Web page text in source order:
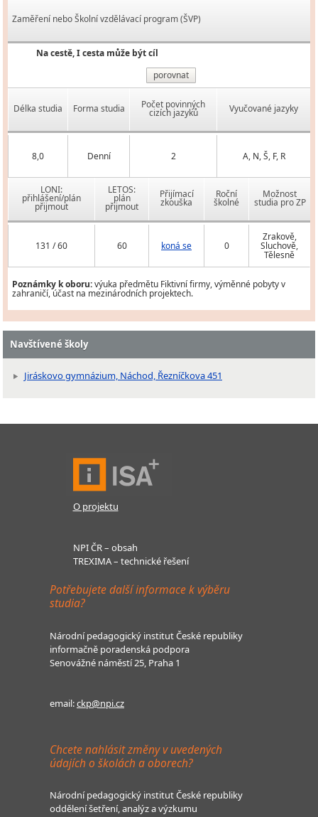
Zaměření nebo Školní vzdělávací program (ŠVP)
Na cestě, I cesta může být cíl
porovnat
Délka studia Forma studia Počet povinných
cizích jazyků Vyučované jazyky
8,0 Denní 2 A, N, Š, F, R
LONI:
přihlášení/plán
přijmout
LETOS:
plán
přijmout
Přijímací
zkouška
Roční
školné
Možnost
studia pro ZP
131 / 60 60 koná se 0
Zrakově,
Sluchově,
Tělesně
Poznámky k oboru:výuka předmětu Fiktivní firmy, výměnné pobyty v
zahraničí, účast na mezinárodních projektech.
Navštívené školy
Jiráskovo gymnázium, Náchod, Řezníčkova 451
O projektu
NPI ČR – obsah
TREXIMA – technické řešení
Potřebujete další informace k výběru
studia?
Národní pedagogický institut České republiky
informačně poradenská podpora
Senovážné náměstí 25, Praha 1
email:ckp@npi.cz
Chcete nahlásit změny v uvedených
údajích o školách a oborech?
Národní pedagogický institut České republiky
oddělení šetření, analýz a výzkumu